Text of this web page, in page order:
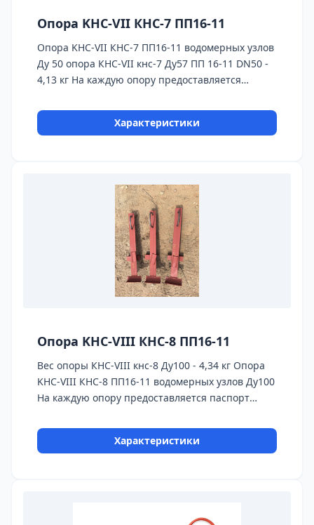
Опора KHC-VII КНС-7 ПП16-11
Опора KHC-VII КНС-7 ПП16-11 водомерных узлов
Ду 50 опора КНС-VII кнс-7 Ду57 ПП 16-11 DN50 -
4,13 кг На каждую опору предоставляется
используемые материалы и предоставляется
Гарантия 24 месяца. Бесплатная доставка до ТК
Характеристики
Опора KHC-VIII КНС-8 ПП16-11
Вес опоры КНС-VIII кнс-8 Ду100 - 4,34 кг Опора
KHC-VIII КНС-8 ПП16-11 водомерных узлов Ду100
На каждую опору предоставляется паспорт
материалы и предоставляется Гарантия 24
месяца. Бесплатная доставка до ТК ПЭК, СДЭК,
Характеристики